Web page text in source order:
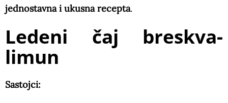
jednostavna i ukusna recepta.
Ledeni čaj breskva-
limun
Sastojci: